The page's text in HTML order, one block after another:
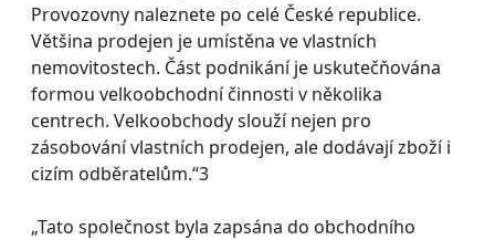
Provozovny naleznete po celé České republice.
Většina prodejen je umístěna ve vlastních
nemovitostech. Část podnikání je uskutečňována
formou velkoobchodní činnosti v několika
centrech. Velkoobchody slouží nejen pro
zásobování vlastních prodejen, ale dodávají zboží i
cizím odběratelům.“3
„Tato společnost byla zapsána do obchodního